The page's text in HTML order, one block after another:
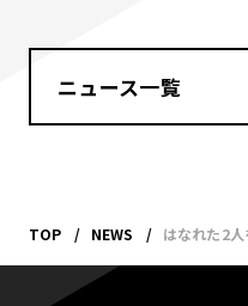
ニュース一覧
TOP NEWS